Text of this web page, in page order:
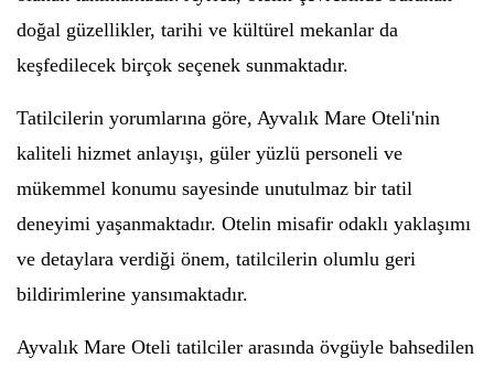
doğal güzellikler, tarihi ve kültürel mekanlar da
keşfedilecek birçok seçenek sunmaktadır.
Tatilcilerin yorumlarına göre, Ayvalık Mare Oteli'nin
kaliteli hizmet anlayışı, güler yüzlü personeli ve
mükemmel konumu sayesinde unutulmaz bir tatil
deneyimi yaşanmaktadır. Otelin misafir odaklı yaklaşımı
ve detaylara verdiği önem, tatilcilerin olumlu geri
bildirimlerine yansımaktadır.
Ayvalık Mare Oteli tatilciler arasında övgüyle bahsedilen